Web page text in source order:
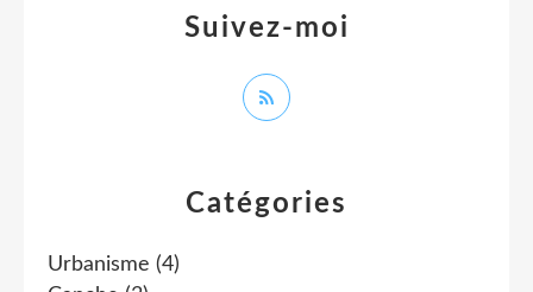
Catégories
Urbanisme (4)
Suivez-moi